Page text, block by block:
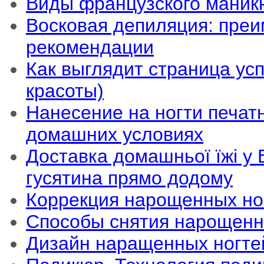
Восковая депиляция:
рекомендации
Как выглядит страница
красоты)
Нанесение на ногти
домашних условиях
Доставка домашньої їжі у
гусятина прямо додому
Коррекция нарощенных
Способы снятия
Дизайн наращенных